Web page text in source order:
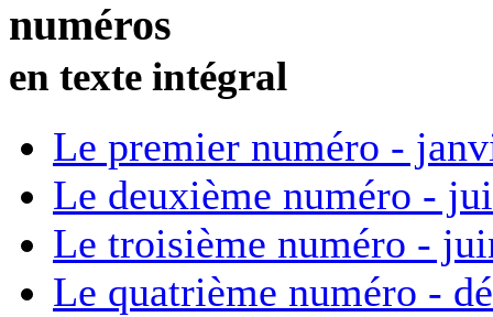
numéros
en texte intégral
Le premier numéro -
Le deuxième numéro -
Le troisième numéro -
Le quatrième numéro -